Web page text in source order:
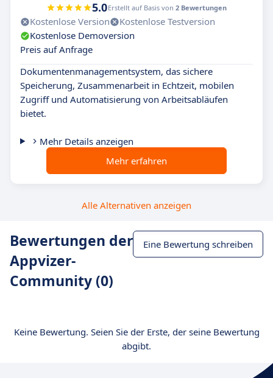
5.0Erstellt auf Basis von 2 Bewertungen
Kostenlose Version
Kostenlose Testversion
Kostenlose Demoversion
Preis auf Anfrage
Dokumentenmanagementsystem, das sichere
Speicherung, Zusammenarbeit in Echtzeit, mobilen
Zugriff und Automatisierung von Arbeitsabläufen
bietet.
Mehr Details anzeigen
Mehr erfahren
Alle Alternativen anzeigen
Bewertungen der
Appvizer-
Community (0)
Eine Bewertung schreiben
Keine Bewertung. Seien Sie der Erste, der seine Bewertung
abgibt.